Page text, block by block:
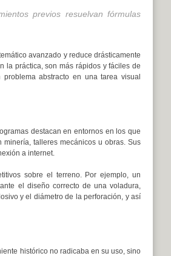
previos resuelvan fórmulas
avanzado y reduce drásticamente
la práctica, son más rápidos y fáciles de
abstracto en una tarea visual
destacan en entornos en los que
talleres mecánicos u obras. Sus
a internet.
sobre el terreno. Por ejemplo, un
el diseño correcto de una voladura,
y el diámetro de la perforación, y así
histórico no radicaba en su uso, sino